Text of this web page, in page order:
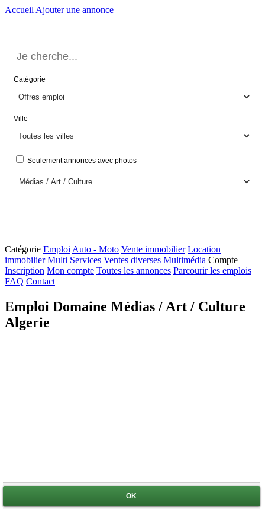
Accueil Ajouter une annonce
Catégorie
Ville
Seulement annonces avec photos
Catégorie Emploi Auto - Moto Vente immobilier Location
immobilier Multi Services Ventes diverses Multimédia Compte
Inscription Mon compte Toutes les annonces Parcourir les emplois
FAQ Contact
Emploi Domaine Médias / Art / Culture
Algerie